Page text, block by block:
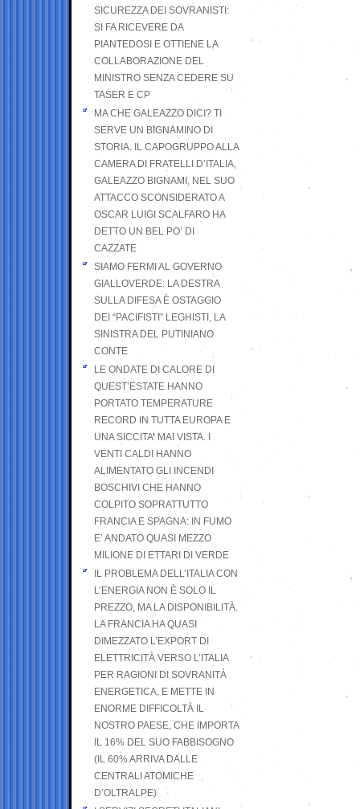
SICUREZZA DEI SOVRANISTI:
SI FA RICEVERE DA
PIANTEDOSI E OTTIENE LA
COLLABORAZIONE DEL
MINISTRO SENZA CEDERE SU
TASER E CP
MA CHE GALEAZZO DICI? TI
SERVE UN BIGNAMINO DI
STORIA. IL CAPOGRUPPO ALLA
CAMERA DI FRATELLI D’ITALIA,
GALEAZZO BIGNAMI, NEL SUO
ATTACCO SCONSIDERATO A
OSCAR LUIGI SCALFARO HA
DETTO UN BEL PO’ DI
CAZZATE
SIAMO FERMI AL GOVERNO
GIALLOVERDE: LA DESTRA
SULLA DIFESA È OSTAGGIO
DEI “PACIFISTI” LEGHISTI, LA
SINISTRA DEL PUTINIANO
CONTE
LE ONDATE DI CALORE DI
QUEST’ESTATE HANNO
PORTATO TEMPERATURE
RECORD IN TUTTA EUROPA E
UNA SICCITA’ MAI VISTA. I
VENTI CALDI HANNO
ALIMENTATO GLI INCENDI
BOSCHIVI CHE HANNO
COLPITO SOPRATTUTTO
FRANCIA E SPAGNA: IN FUMO
E’ ANDATO QUASI MEZZO
MILIONE DI ETTARI DI VERDE
IL PROBLEMA DELL’ITALIA CON
L’ENERGIA NON È SOLO IL
PREZZO, MA LA DISPONIBILITÀ.
LA FRANCIA HA QUASI
DIMEZZATO L’EXPORT DI
ELETTRICITÀ VERSO L’ITALIA
PER RAGIONI DI SOVRANITÀ
ENERGETICA, E METTE IN
ENORME DIFFICOLTÀ IL
NOSTRO PAESE, CHE IMPORTA
IL 16% DEL SUO FABBISOGNO
(IL 60% ARRIVA DALLE
CENTRALI ATOMICHE
D’OLTRALPE)